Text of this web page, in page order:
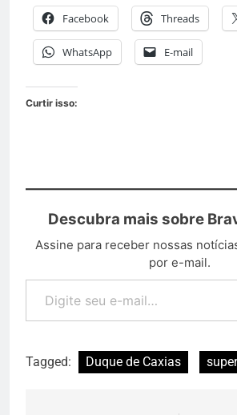
Facebook Threads
WhatsApp E-mail
Curtir isso:
Descubra mais sobre
Assine para receber nossas
por e-mail.
Tagged: Duque de Caxias